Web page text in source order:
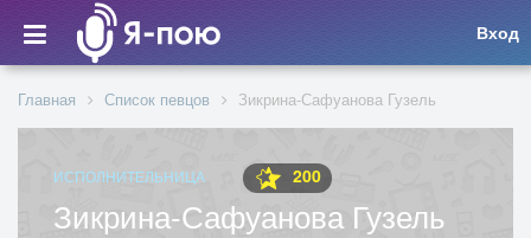
Вход
Главная Список певцов Зикрина-Сафуанова Гузель
ИСПОЛНИТЕЛЬНИЦА 200
Зикрина-Сафуанова Гузель